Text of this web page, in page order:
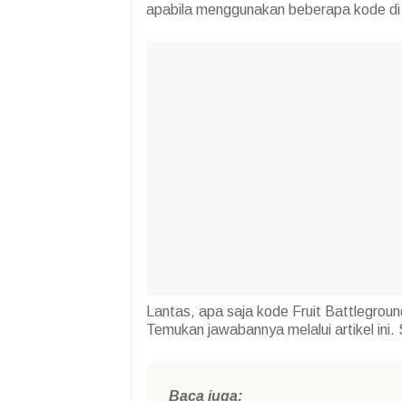
apabila menggunakan beberapa kode di
Lantas, apa saja kode Fruit
Temukan jawabannya melalui artikel
Baca juga: